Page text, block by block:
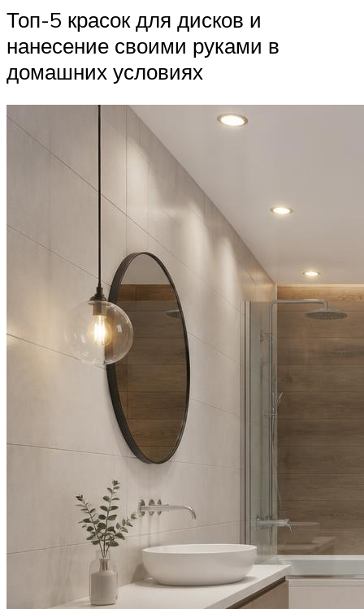
Топ-5 красок для дисков и
нанесение своими руками в
домашних условиях